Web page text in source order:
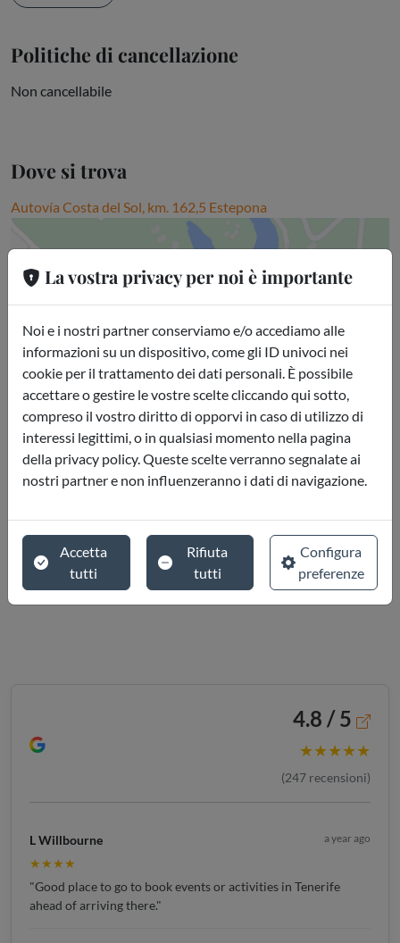
Politiche di cancellazione
Non cancellabile
Dove si trova
Autovía Costa del Sol, km. 162,5 Estepona
4.8 / 5
★★★★★
(247 recensioni)
L Willbourne a year ago
★★★★
"Good place to go to book events or activities in Tenerife
ahead of arriving there."
La vostra privacy per noi è importante
Noi e i nostri partner conserviamo e/o accediamo alle
informazioni su un dispositivo, come gli ID univoci nei
cookie per il trattamento dei dati personali. È possibile
accettare o gestire le vostre scelte cliccando qui sotto,
compreso il vostro diritto di opporvi in caso di utilizzo di
interessi legittimi, o in qualsiasi momento nella pagina
della privacy policy. Queste scelte verranno segnalate ai
nostri partner e non influenzeranno i dati di navigazione.
Accetta
tutti
Rifiuta
tutti
Configura
preferenze